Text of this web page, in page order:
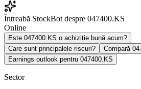
Întreabă StockBot despre 047400.KS
Online
Este 047400.KS o achiziție bună acum?
Care sunt principalele riscuri?
Compară
Earnings outlook pentru 047400.KS
Sector